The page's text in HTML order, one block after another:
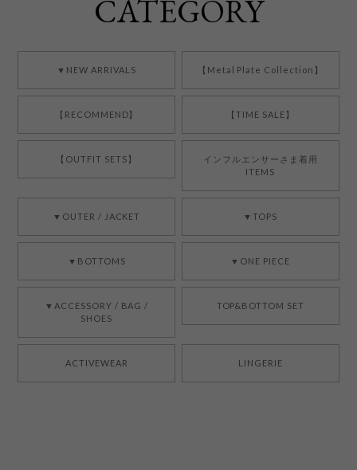
CATEGORY
▼NEW ARRIVALS 【Metal Plate Collection】
【RECOMMEND】 【TIME SALE】
【OUTFIT SETS】
インフルエンサーさま着用
ITEMS
▼OUTER / JACKET ▼TOPS
▼BOTTOMS ▼ONE PIECE
▼ACCESSORY / BAG /
SHOES
TOP&BOTTOM SET
ACTIVEWEAR LINGERIE